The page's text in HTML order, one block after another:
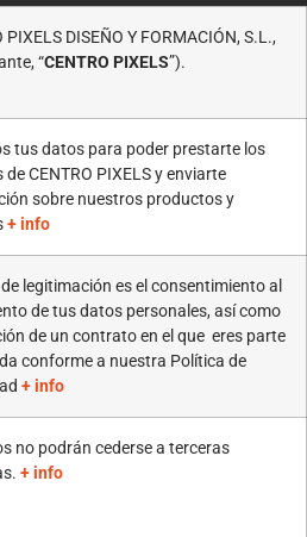
PIXELS DISEÑO Y FORMACIÓN, S.L.,
“CENTRO PIXELS”).
tus datos para poder prestarte los
de CENTRO PIXELS y enviarte
sobre nuestros productos y
+ info
legitimación es el consentimiento al
de tus datos personales, así como
de un contrato en el que eres parte
conforme a nuestra Política de
+ info
no podrán cederse a terceras
+ info